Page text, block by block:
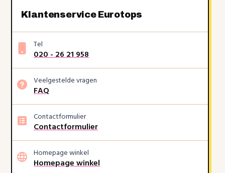
Klantenservice Eurotops
Tel
020 - 26 21 958
Veelgestelde vragen
FAQ
Contactformulier
Contactformulier
Homepage winkel
Homepage winkel